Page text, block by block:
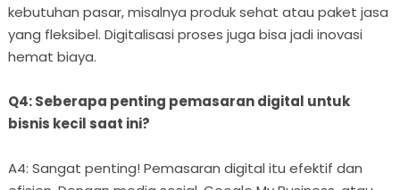
kebutuhan pasar, misalnya produk sehat atau paket jasa
yang fleksibel. Digitalisasi proses juga bisa jadi inovasi
hemat biaya.
Q4: Seberapa penting pemasaran digital untuk
bisnis kecil saat ini?
A4: Sangat penting! Pemasaran digital itu efektif dan